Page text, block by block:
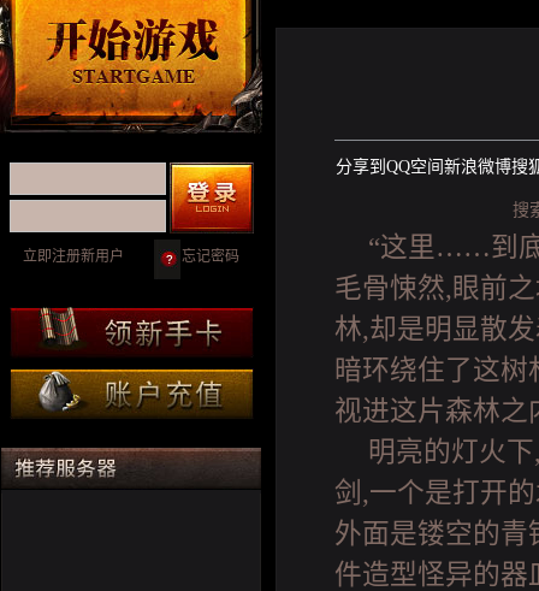
忘记密码
立即注册新用户
分享到 QQ空间 新浪微博搜
搜
“这里……到底
毛骨悚然,眼前
林,却是明显散
暗环绕住了这
视进这片森林之
明亮的灯火
剑,一个是打开
外面是镂空的青
件造型怪异的器